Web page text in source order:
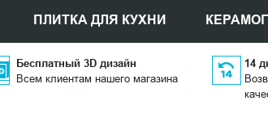
ПЛИТКА ДЛЯ КУХНИ
Бесплатный 3D дизайн
Всем клиентам нашего магазина
14